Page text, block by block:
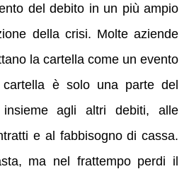
del debito in un più ampio
della crisi. Molte aziende
la cartella come un evento
è solo una parte del
agli altri debiti, alle
e al fabbisogno di cassa.
ma nel frattempo perdi il